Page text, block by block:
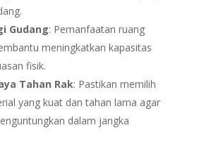
Gudang: Pemanfaatan ruang
meningkatkan kapasitas
fisik.
Tahan Rak: Pastikan memilih
yang kuat dan tahan lama agar
dalam jangka